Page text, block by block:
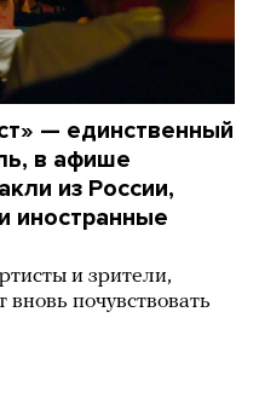
— единственный
в афише
из России,
иностранные
и зрители,
почувствовать